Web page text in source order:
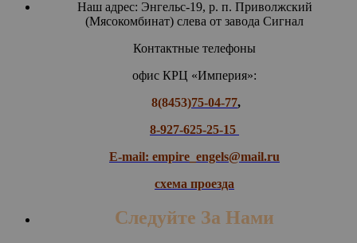
Наш адрес: Энгельс-19, р. п. Приволжский
(Мясокомбинат) слева от завода Сигнал
Контактные телефоны
офис КРЦ «Империя»:
8(8453)75-04-77,
8-927-625-25-15
E-mail: empire_engels@mail.ru
схема проезда
Следуйте За Нами